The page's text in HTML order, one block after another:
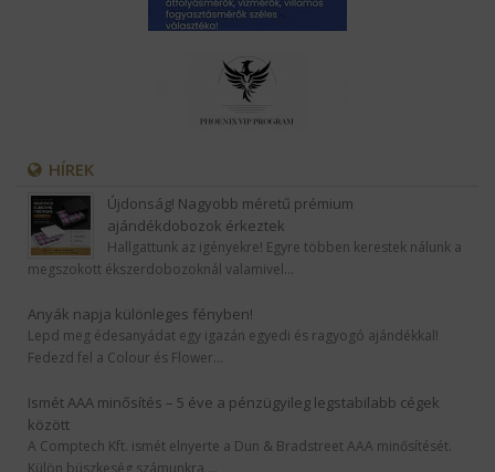
HÍREK
Újdonság! Nagyobb méretű prémium
ajándékdobozok érkeztek
Hallgattunk az igényekre! Egyre többen kerestek nálunk a
megszokott ékszerdobozoknál valamivel…
Anyák napja különleges fényben!
Lepd meg édesanyádat egy igazán egyedi és ragyogó ajándékkal!
Fedezd fel a Colour és Flower…
Ismét AAA minősítés – 5 éve a pénzügyileg legstabilabb cégek
között
A Comptech Kft. ismét elnyerte a Dun & Bradstreet AAA minősítését.
Külön büszkeség számunkra,…